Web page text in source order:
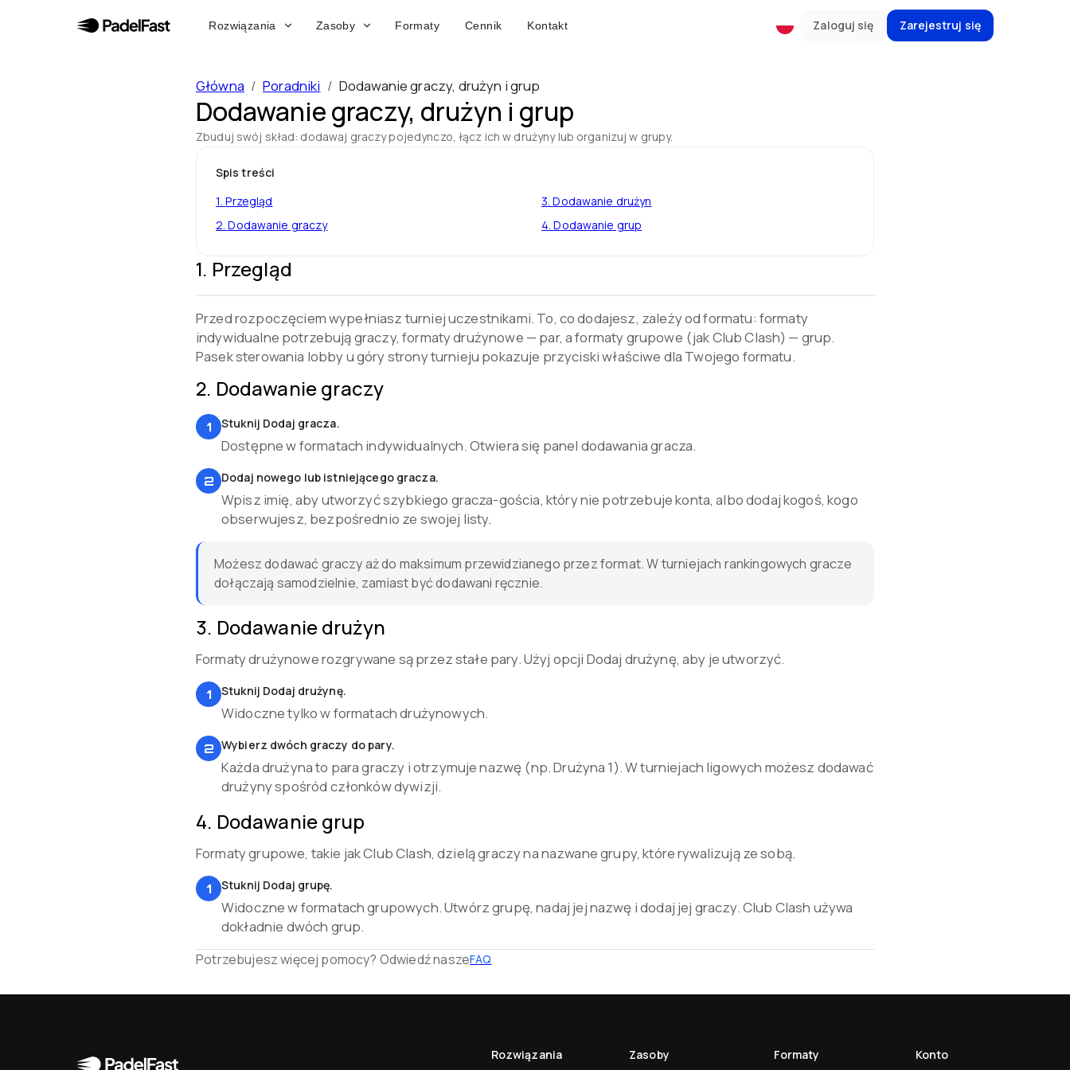
Rozwiązania Zasoby Formaty Cennik Kontakt Zaloguj się Zarejestruj się
Główna / Poradniki / Dodawanie graczy, drużyn i grup
Dodawanie graczy, drużyn i grup
Zbuduj swój skład: dodawaj graczy pojedynczo, łącz ich w drużyny lub organizuj w grupy.
Spis treści
1.Przegląd
2.Dodawanie graczy
3.Dodawanie drużyn
4.Dodawanie grup
1. Przegląd
Przed rozpoczęciem wypełniasz turniej uczestnikami. To, co dodajesz, zależy od formatu: formaty
indywidualne potrzebują graczy, formaty drużynowe — par, a formaty grupowe (jak Club Clash) — grup.
Pasek sterowania lobby u góry strony turnieju pokazuje przyciski właściwe dla Twojego formatu.
2. Dodawanie graczy
1 Stuknij Dodaj gracza.
Dostępne w formatach indywidualnych. Otwiera się panel dodawania gracza.
2 Dodaj nowego lub istniejącego gracza.
Wpisz imię, aby utworzyć szybkiego gracza-gościa, który nie potrzebuje konta, albo dodaj kogoś, kogo
obserwujesz, bezpośrednio ze swojej listy.
Możesz dodawać graczy aż do maksimum przewidzianego przez format. W turniejach rankingowych gracze
dołączają samodzielnie, zamiast być dodawani ręcznie.
3. Dodawanie drużyn
Formaty drużynowe rozgrywane są przez stałe pary. Użyj opcji Dodaj drużynę, aby je utworzyć.
1 Stuknij Dodaj drużynę.
Widoczne tylko w formatach drużynowych.
2 Wybierz dwóch graczy do pary.
Każda drużyna to para graczy i otrzymuje nazwę (np. Drużyna 1). W turniejach ligowych możesz dodawać
drużyny spośród członków dywizji.
4. Dodawanie grup
Formaty grupowe, takie jak Club Clash, dzielą graczy na nazwane grupy, które rywalizują ze sobą.
1 Stuknij Dodaj grupę.
Widoczne w formatach grupowych. Utwórz grupę, nadaj jej nazwę i dodaj jej graczy. Club Clash używa
dokładnie dwóch grup.
Potrzebujesz więcej pomocy? Odwiedź naszeFAQ
Rozwiązania Zasoby Formaty Konto